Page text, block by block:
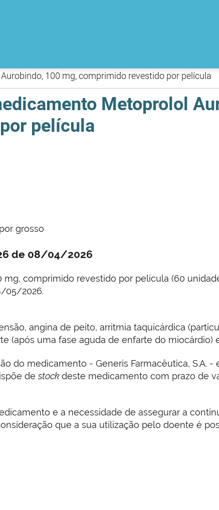
100 mg, comprimido revestido por película
Metoprolol
película
grosso
de 08/04/2026
comprimido revestido por película (60
05/2026.
angina de peito, arritmia taquicárdica
(após uma fase aguda de enfarte do miocárdio)
do medicamento - Generis Farmacêutica, S.A.
destockdeste medicamento com prazo de
e a necessidade de assegurar a
que a sua utilização pelo doente é